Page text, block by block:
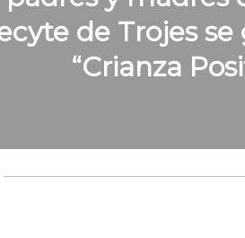
de Trojes
“Crianza